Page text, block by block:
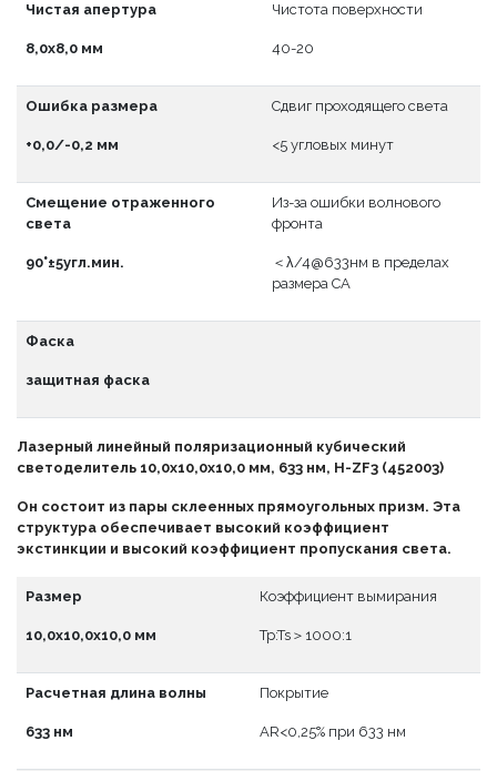
Чистая апертура
8,0x8,0 мм
Чистота поверхности
40-20
Ошибка размера
+0,0/-0,2 мм
Сдвиг проходящего света
<5 угловых минут
Смещение отраженного
света
90°±5угл.мин.
Из-за ошибки волнового
фронта
＜λ/4@633нм в пределах
размера CA
Фаска
защитная фаска
Лазерный линейный поляризационный кубический
светоделитель 10,0x10,0x10,0 мм, 633 нм, H-ZF3 (452003)
Он состоит из пары склеенных прямоугольных призм. Эта
структура обеспечивает высокий коэффициент
экстинкции и высокий коэффициент пропускания света.
Размер
10,0x10,0x10,0 мм
Коэффициент вымирания
Tp:Ts＞1000:1
Расчетная длина волны
633 нм
Покрытие
АR<0,25% при 633 нм